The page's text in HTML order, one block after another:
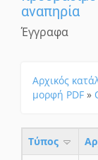
αναπηρία
Έγγραφα
Αρχικός
μορφή PDF »
Τύπος